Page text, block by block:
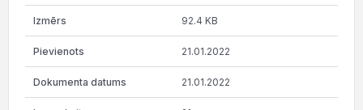
92.4 KB
21.01.2022
21.01.2022